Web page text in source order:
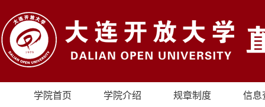
学院首页 学院介绍 规章制度 信息